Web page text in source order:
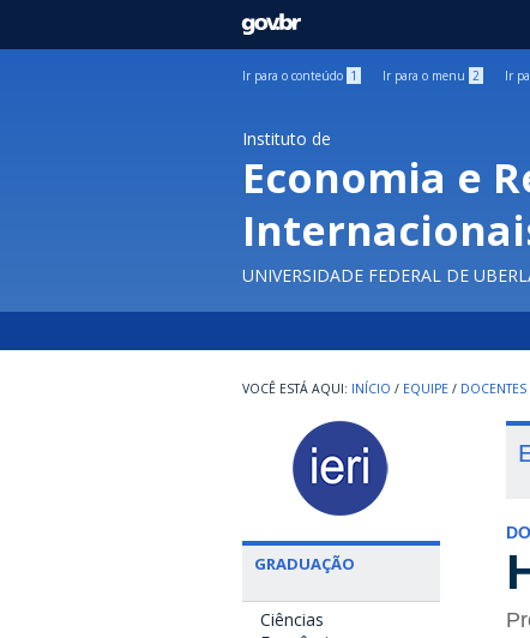
GOVBR
Ir para o conteúdo 1 Ir para o menu 2 Ir
Instituto de
Economia e
UNIVERSIDADE FEDERAL DE
INÍCIO / EQUIPE / DOCENTES
GRADUAÇÃO
Ciências